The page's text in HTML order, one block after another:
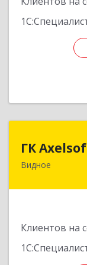
ГК
Видное
Клиентов на